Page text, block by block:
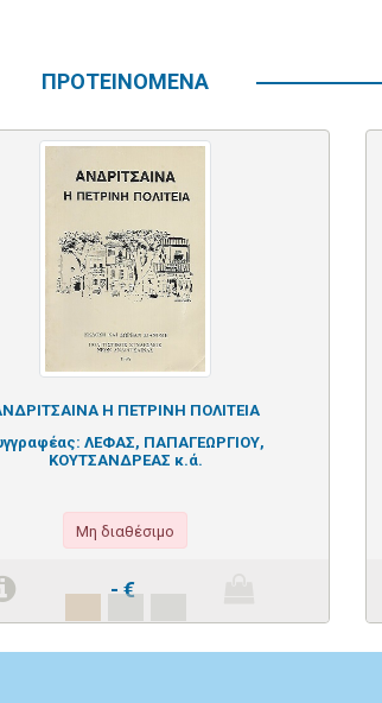
ΠΡΟΤΕΙΝΟΜΕΝΑ
Η ΠΕΤΡΙΝΗ ΠΟΛΙΤΕΙΑ
ΛΕΦΑΣ, ΠΑΠΑΓΕΩΡΓΙΟΥ,
ΚΟΥΤΣΑΝΔΡΕΑΣ κ.ά.
Μη διαθέσιμο
- €